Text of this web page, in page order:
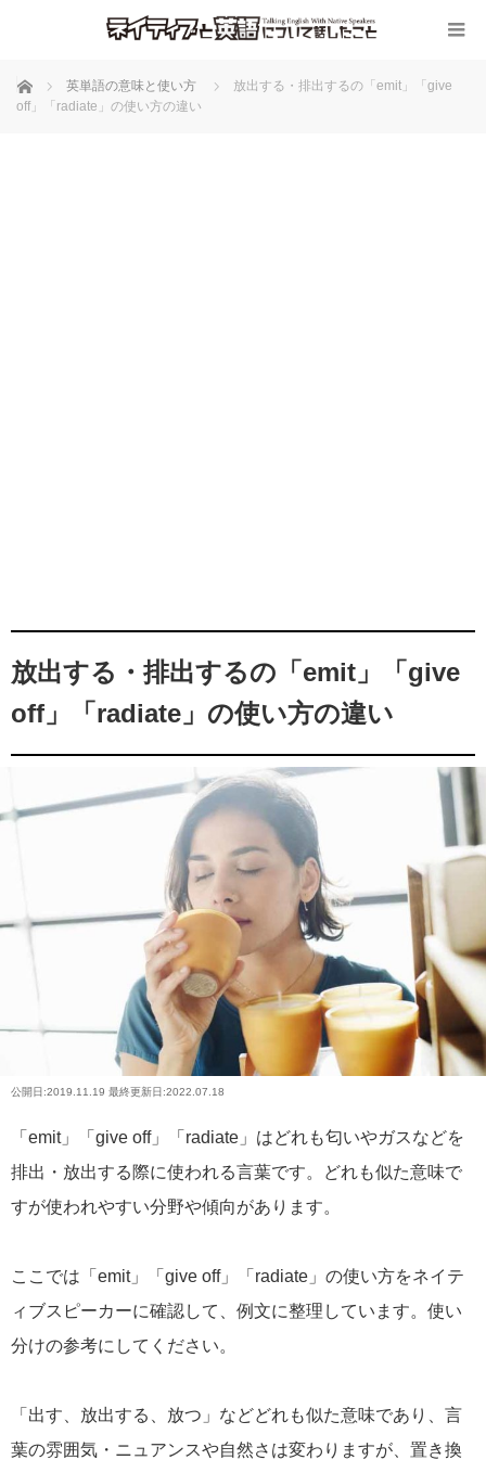
ホーム 英単語の意味と使い方
放出する・排出するの「emit」「give
off」「radiate」の使い方の違い
放出する・排出するの「emit」「give
off」「radiate」の使い方の違い
公開日:2019.11.19 最終更新日:2022.07.18
「emit」「give off」「radiate」はどれも匂いやガスなどを
排出・放出する際に使われる言葉です。どれも似た意味で
すが使われやすい分野や傾向があります。
ここでは「emit」「give off」「radiate」の使い方をネイテ
ィブスピーカーに確認して、例文に整理しています。使い
分けの参考にしてください。
「出す、放出する、放つ」などどれも似た意味であり、言
葉の雰囲気・ニュアンスや自然さは変わりますが、置き換